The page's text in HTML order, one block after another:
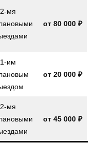
мя
от 80 000 ₽
им
от 20 000 ₽
мя
от 45 000 ₽